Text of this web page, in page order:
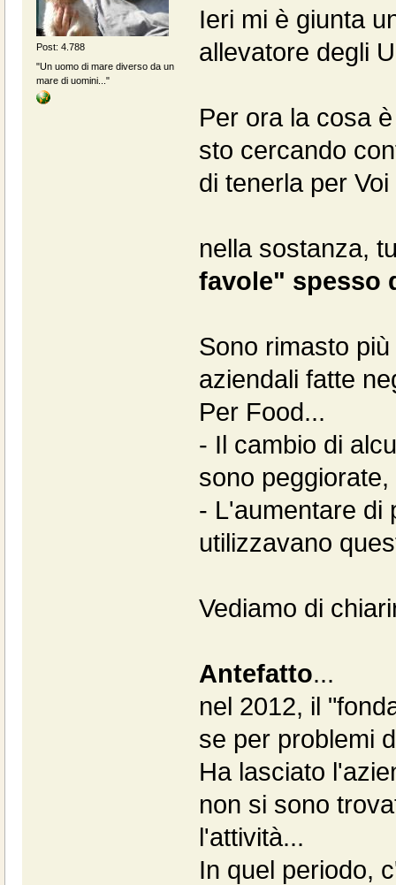
Post: 4.788
"Un uomo di mare diverso da un
mare di uomini..."
Ieri mi è giunta
allevatore degli
Per ora la cosa
sto cercando
di tenerla per
nella sostanza,
favole" spesso
Sono rimasto
aziendali fatte
Per Food...
- Il cambio di
sono
- L'aumentare di
utilizzavano
Vediamo di
Antefatto...
nel 2012, il
se per problemi
Ha lasciato
non si sono
l'attività...
In quel periodo,